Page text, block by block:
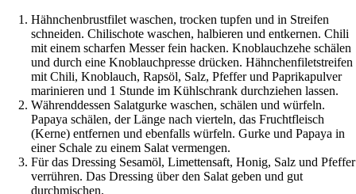
Hähnchenbrustfilet waschen, trocken tupfen und in Streifen
schneiden. Chilischote waschen, halbieren und entkernen. Chili
mit einem scharfen Messer fein hacken. Knoblauchzehe schälen
und durch eine Knoblauchpresse drücken. Hähnchenfiletstreifen
mit Chili, Knoblauch, Rapsöl, Salz, Pfeffer und Paprikapulver
marinieren und 1 Stunde im Kühlschrank durchziehen lassen.
Währenddessen Salatgurke waschen, schälen und würfeln.
Papaya schälen, der Länge nach vierteln, das Fruchtfleisch
(Kerne) entfernen und ebenfalls würfeln. Gurke und Papaya in
einer Schale zu einem Salat vermengen.
Für das Dressing Sesamöl, Limettensaft, Honig, Salz und Pfeffer
verrühren. Das Dressing über den Salat geben und gut
durchmischen.